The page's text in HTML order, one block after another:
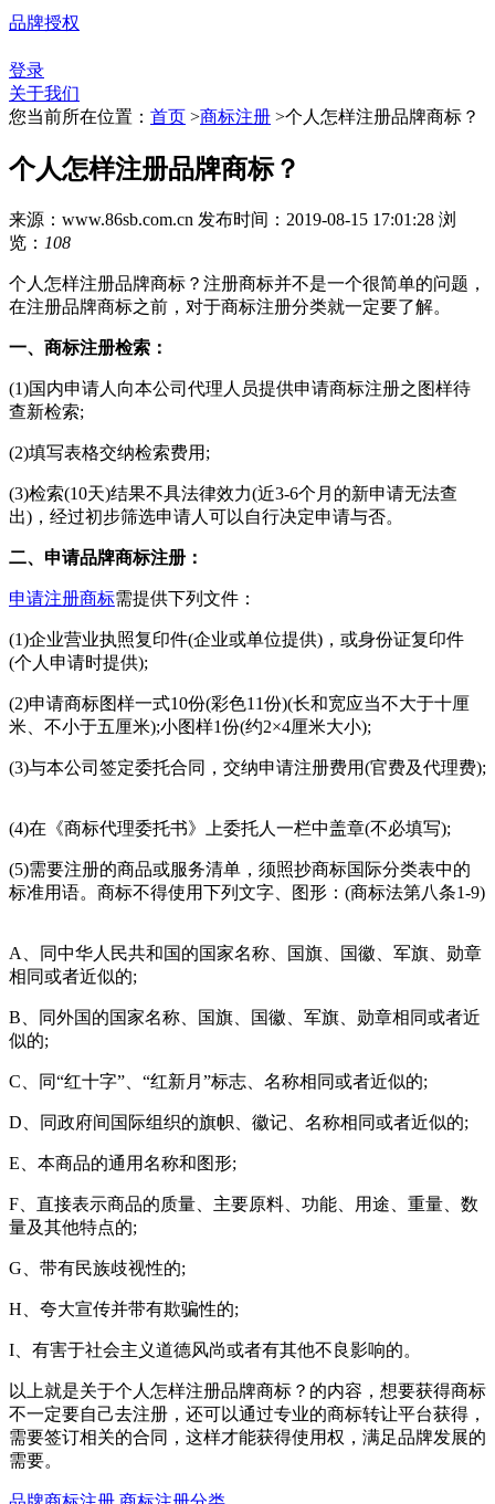
品牌授权
登录
关于我们
您当前所在位置： 首页 >商标注册 >个人怎样注册品牌商标？
个人怎样注册品牌商标？
来源：www.86sb.com.cn 发布时间：2019-08-15 17:01:28 浏
览： 108
个人怎样注册品牌商标？注册商标并不是一个很简单的问题，
在注册品牌商标之前，对于商标注册分类就一定要了解。
一、商标注册检索：
(1)国内申请人向本公司代理人员提供申请商标注册之图样待
查新检索;
(2)填写表格交纳检索费用;
(3)检索(10天)结果不具法律效力(近3-6个月的新申请无法查
出)，经过初步筛选申请人可以自行决定申请与否。
二、申请品牌商标注册：
申请注册商标需提供下列文件：
(1)企业营业执照复印件(企业或单位提供)，或身份证复印件
(个人申请时提供);
(2)申请商标图样一式10份(彩色11份)(长和宽应当不大于十厘
米、不小于五厘米);小图样1份(约2×4厘米大小);
(3)与本公司签定委托合同，交纳申请注册费用(官费及代理费);
(4)在《商标代理委托书》上委托人一栏中盖章(不必填写);
(5)需要注册的商品或服务清单，须照抄商标国际分类表中的
标准用语。商标不得使用下列文字、图形：(商标法第八条1-9)
A、同中华人民共和国的国家名称、国旗、国徽、军旗、勋章
相同或者近似的;
B、同外国的国家名称、国旗、国徽、军旗、勋章相同或者近
似的;
C、同“红十字”、“红新月”标志、名称相同或者近似的;
D、同政府间国际组织的旗帜、徽记、名称相同或者近似的;
E、本商品的通用名称和图形;
F、直接表示商品的质量、主要原料、功能、用途、重量、数
量及其他特点的;
G、带有民族歧视性的;
H、夸大宣传并带有欺骗性的;
I、有害于社会主义道德风尚或者有其他不良影响的。
以上就是关于个人怎样注册品牌商标？的内容，想要获得商标
不一定要自己去注册，还可以通过专业的商标转让平台获得，
需要签订相关的合同，这样才能获得使用权，满足品牌发展的
需要。